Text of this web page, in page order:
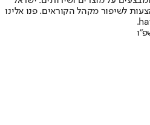
לשיפור מקהל הקוראים. פנו אלינו